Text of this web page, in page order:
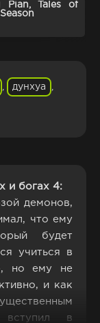
Pian, Tales of
дунхуа
и богах 4:
демонов,
что ему
будет
учиться в
но ему не
и как
вступил в